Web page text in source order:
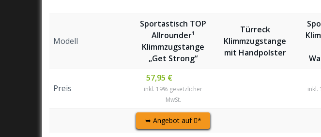
Modell
Sportastisch TOP
Allrounder¹
Klimmzugstange
„Get Strong“
Türreck
Klimmzugstange
mit Handpolster
Preis
57,95 €
inkl. 19% gesetzlicher
MwSt.
inkl.
➥ Angebot auf *